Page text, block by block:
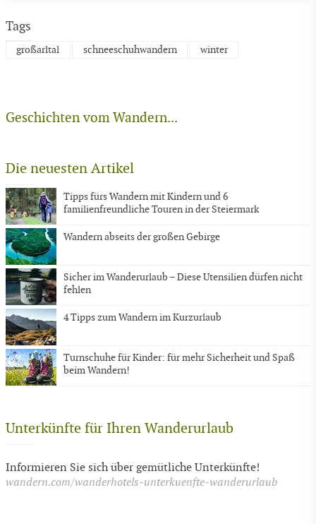
Tags
großarltal schneeschuhwandern winter
Geschichten vom Wandern...
Die neuesten Artikel
Tipps fürs Wandern mit Kindern und 6
familienfreundliche Touren in der Steiermark
Wandern abseits der großen Gebirge
Sicher im Wanderurlaub – Diese Utensilien dürfen nicht
fehlen
4 Tipps zum Wandern im Kurzurlaub
Turnschuhe für Kinder: für mehr Sicherheit und Spaß
beim Wandern!
Unterkünfte für Ihren Wanderurlaub
Informieren Sie sich über gemütliche Unterkünfte!
wandern.com/wanderhotels-unterkuenfte-wanderurlaub